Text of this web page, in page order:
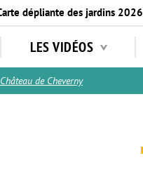
dépliante des jardins 2026
LES VIDÉOS
de Cheverny